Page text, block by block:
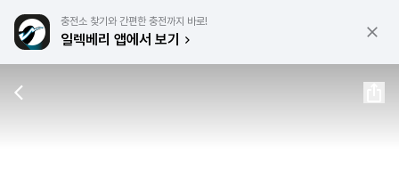
충전소 찾기와 간편한 충전까지 바로!
일렉베리 앱에서 보기